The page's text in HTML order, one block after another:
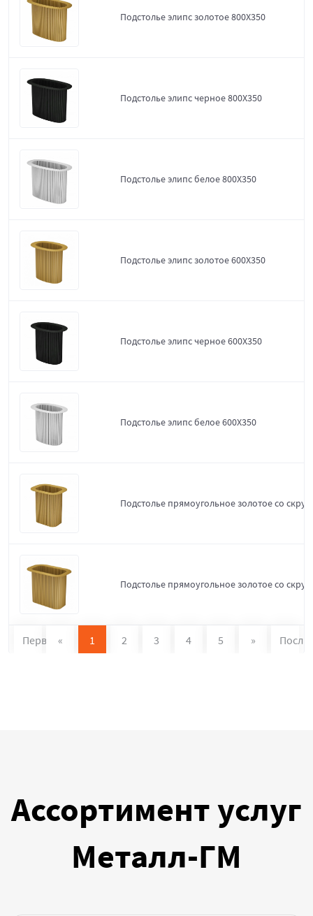
Подстолье элипс золотое 800Х350
Подстолье элипс черное 800Х350
Подстолье элипс белое 800Х350
Подстолье элипс золотое 600Х350
Подстолье элипс черное 600Х350
Подстолье элипс белое 600Х350
Подстолье прямоугольное золотое со
Подстолье прямоугольное золотое со
Первая « 1 2 3 4 5 »
Ассортимент услуг
Металл-ГМ